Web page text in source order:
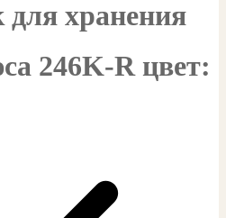
хранения
246K-R цвет: